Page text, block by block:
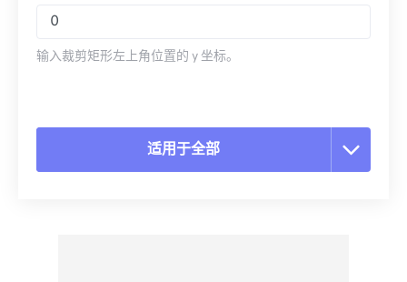
输入裁剪矩形左上角位置的 y 坐标。
适用于全部